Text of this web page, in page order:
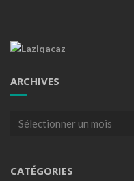
ARCHIVES
Archives
CATÉGORIES